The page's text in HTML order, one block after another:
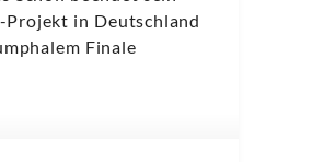
Projekt in Deutschland
Finale